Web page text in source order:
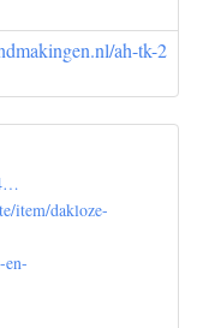
ah-tk-2
item/dakloze-
en-